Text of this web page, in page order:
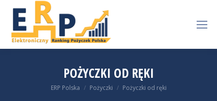
POŻYCZKI OD RĘKI
You are here:
ERP Polska Pożyczki Pożyczki od ręki